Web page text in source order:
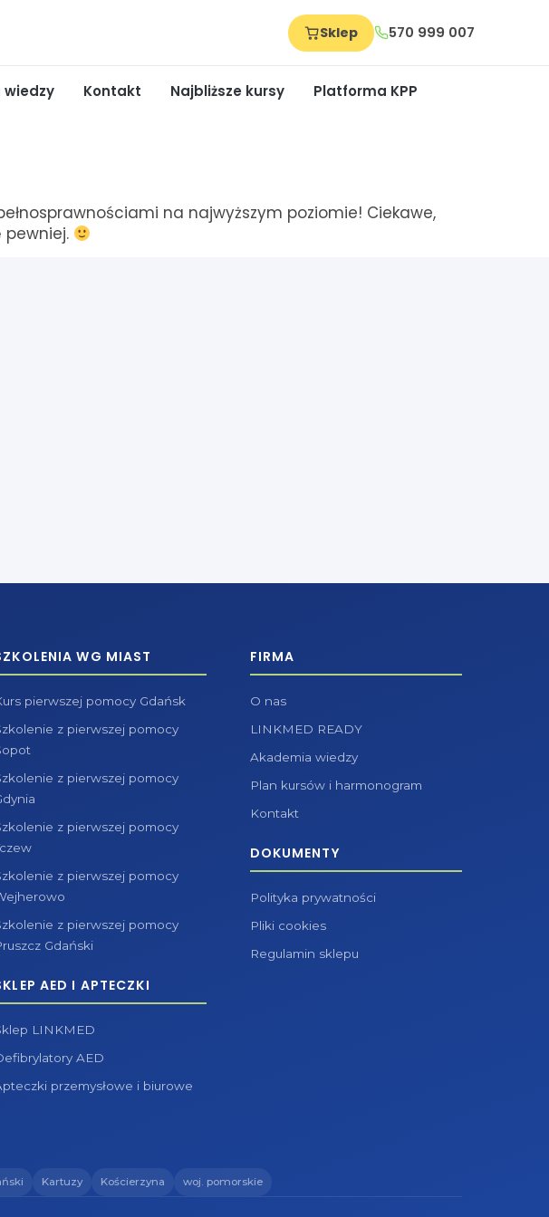
Sklep 570 999 007
Kontakt Najbliższe kursy Platforma KPP
na najwyższym poziomie! Ciekawe,
pewniej.
WG MIAST
pierwszej pomocy Gdańsk
z pierwszej pomocy
z pierwszej pomocy
z pierwszej pomocy
z pierwszej pomocy
z pierwszej pomocy
Gdański
AED I APTECZKI
LINKMED
AED
przemysłowe i biurowe
FIRMA
O nas
LINKMED READY
Akademia wiedzy
Plan kursów i harmonogram
Kontakt
DOKUMENTY
Polityka prywatności
Pliki cookies
Regulamin sklepu
Kartuzy Kościerzyna woj. pomorskie